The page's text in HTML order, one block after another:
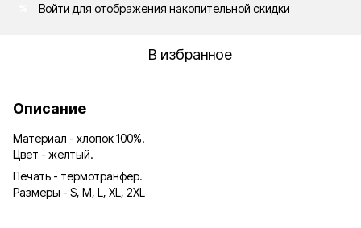
Войти для отображения накопительной скидки
В избранное
Описание
Материал - хлопок 100%.
Цвет - желтый.
Печать - термотранфер.
Размеры - S, M, L, XL, 2XL